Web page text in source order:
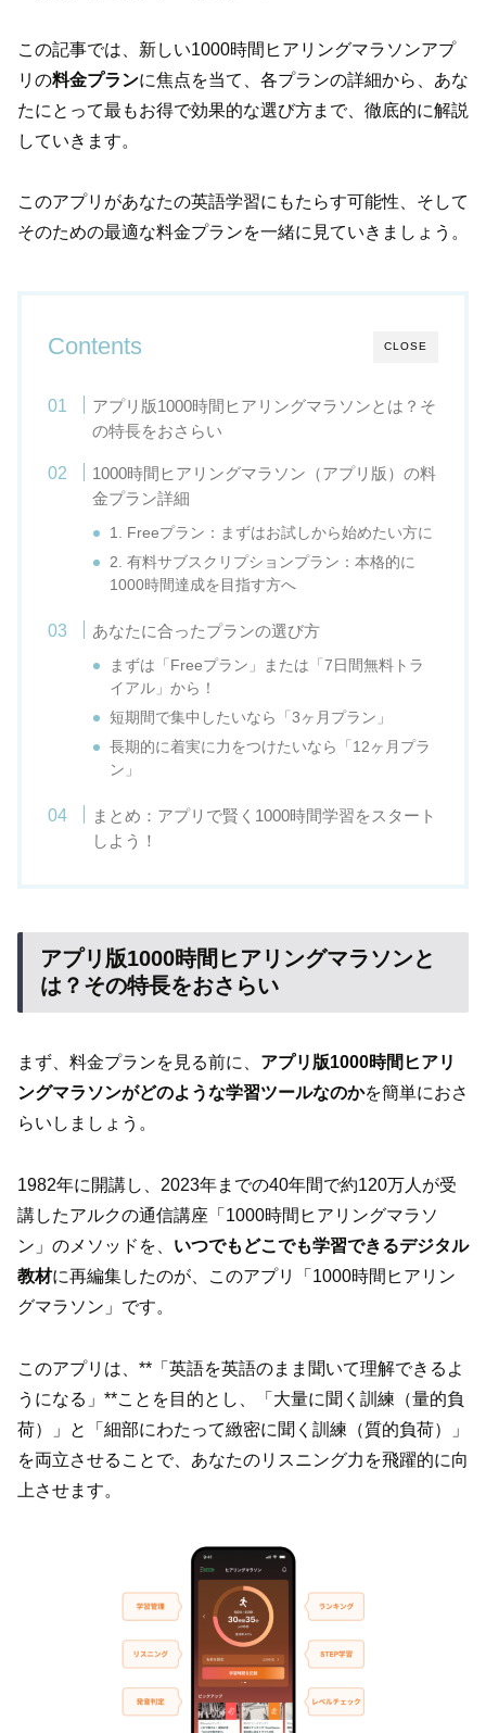
この記事では、新しい1000時間ヒアリングマラソンアプ
リの料金プランに焦点を当て、各プランの詳細から、あな
たにとって最もお得で効果的な選び方まで、徹底的に解説
していきます。
このアプリがあなたの英語学習にもたらす可能性、そして
そのための最適な料金プランを一緒に見ていきましょう。
CLOSE
Contents
アプリ版1000時間ヒアリングマラソンとは？そ
の特長をおさらい
1000時間ヒアリングマラソン（アプリ版）の料
金プラン詳細
1. Freeプラン：まずはお試しから始めたい方に
2. 有料サブスクリプションプラン：本格的に
1000時間達成を目指す方へ
あなたに合ったプランの選び方
まずは「Freeプラン」または「7日間無料トラ
イアル」から！
短期間で集中したいなら「3ヶ月プラン」
長期的に着実に力をつけたいなら「12ヶ月プラ
ン」
まとめ：アプリで賢く1000時間学習をスタート
しよう！
アプリ版1000時間ヒアリングマラソンと
は？その特長をおさらい
まず、料金プランを見る前に、 アプリ版1000時間ヒアリ
ングマラソンがどのような学習ツールなのかを簡単におさ
らいしましょう。
1982年に開講し、2023年までの40年間で約120万人が受
講したアルクの通信講座「1000時間ヒアリングマラソ
ン」のメソッドを、 いつでもどこでも学習できるデジタル
教材に再編集したのが、このアプリ「1000時間ヒアリン
グマラソン」です。
このアプリは、**「英語を英語のまま聞いて理解できるよ
うになる」**ことを目的とし、「大量に聞く訓練（量的負
荷）」と「細部にわたって緻密に聞く訓練（質的負荷）」
を両立させることで、あなたのリスニング力を飛躍的に向
上させます。